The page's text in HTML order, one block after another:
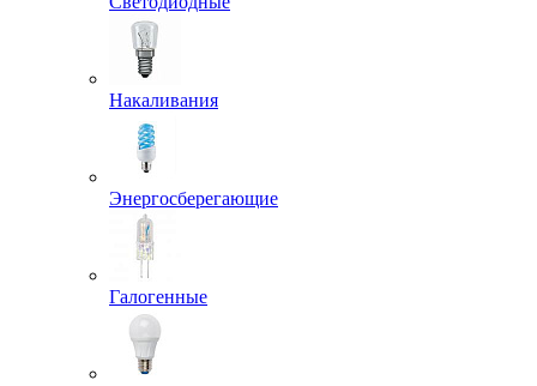
Накаливания
Энергосберегающие
Галогенные